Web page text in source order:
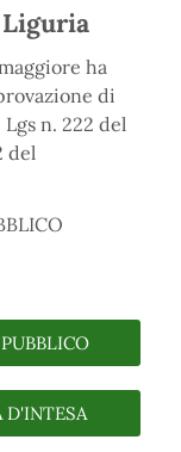
Liguria
ha
di
n. 222 del
del